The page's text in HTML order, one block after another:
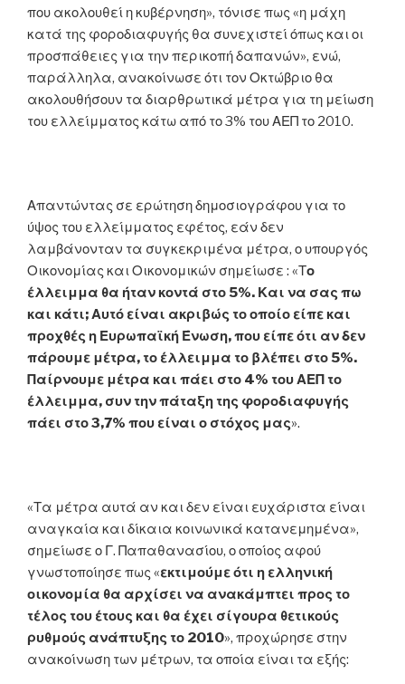
που ακολουθεί η κυβέρνηση», τόνισε πως «η μάχη
κατά της φοροδιαφυγής θα συνεχιστεί όπως και οι
προσπάθειες για την περικοπή δαπανών», ενώ,
παράλληλα, ανακοίνωσε ότι τον Οκτώβριο θα
ακολουθήσουν τα διαρθρωτικά μέτρα για τη μείωση
του ελλείμματος κάτω από το 3% του ΑΕΠ το 2010.
Απαντώντας σε ερώτηση δημοσιογράφου για το
ύψος του ελλείμματος εφέτος, εάν δεν
λαμβάνονταν τα συγκεκριμένα μέτρα, ο υπουργός
Οικονομίας και Οικονομικών σημείωσε : «Το
έλλειμμα θα ήταν κοντά στο 5%. Και να σας πω
και κάτι; Αυτό είναι ακριβώς το οποίο είπε και
προχθές η Ευρωπαϊκή Ένωση, που είπε ότι αν δεν
πάρουμε μέτρα, το έλλειμμα το βλέπει στο 5%.
Παίρνουμε μέτρα και πάει στο 4% του ΑΕΠ το
έλλειμμα, συν την πάταξη της φοροδιαφυγής
πάει στο 3,7% που είναι ο στόχος μας».
«Τα μέτρα αυτά αν και δεν είναι ευχάριστα είναι
αναγκαία και δίκαια κοινωνικά κατανεμημένα»,
σημείωσε ο Γ. Παπαθανασίου, ο οποίος αφού
γνωστοποίησε πως «εκτιμούμε ότι η ελληνική
οικονομία θα αρχίσει να ανακάμπτει προς το
τέλος του έτους και θα έχει σίγουρα θετικούς
ρυθμούς ανάπτυξης το 2010», προχώρησε στην
ανακοίνωση των μέτρων, τα οποία είναι τα εξής: